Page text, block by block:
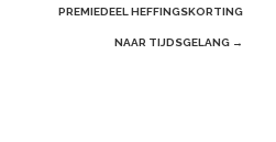
PREMIEDEEL HEFFINGSKORTING
NAAR TIJDSGELANG →